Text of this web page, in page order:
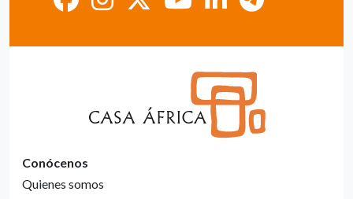
Conócenos
Quienes somos